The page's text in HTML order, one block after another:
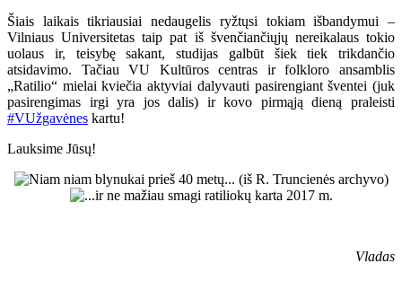
Šiais laikais tikriausiai nedaugelis ryžtųsi tokiam išbandymui –
Vilniaus Universitetas taip pat iš švenčiančiųjų nereikalaus tokio
uolaus ir, teisybę sakant, studijas galbūt šiek tiek trikdančio
atsidavimo. Tačiau VU Kultūros centras ir folkloro ansamblis
„Ratilio“ mielai kviečia aktyviai dalyvauti pasirengiant šventei (juk
pasirengimas irgi yra jos dalis) ir kovo pirmąją dieną praleisti
#VUžgavėnes kartu!
Lauksime Jūsų!
Vladas